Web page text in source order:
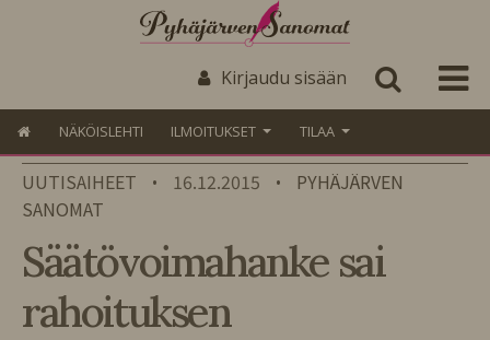
Kirjaudu sisään
NÄKÖISLEHTI ILMOITUKSET TILAA
UUTISAIHEET • 16.12.2015 •
PYHÄJÄRVEN
SANOMAT
Säätövoimahanke sai
rahoituksen